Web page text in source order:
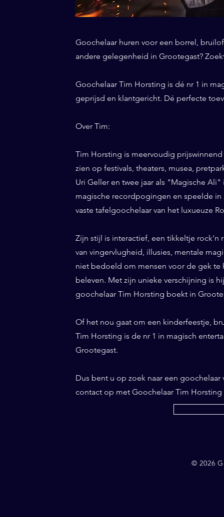
Goochelaar huren voor een borrel,
andere gelegenheid in Grootegast?
Goochelaar Tim Horsting is dé nr 1 in
geprijsd en klantgericht. Dé perfecte
Over Tim:
Tim Horsting is meervoudig
zien op festivals, theaters, musea,
Uri Geller en twee jaar als "Magische
magische recordpogingen en speelde in
vaste tafelgoochelaar van het luxueuze
Zijn stijl is interactief, een tikkeltje rock'n
van vingervlugheid, illusies, mentale
niet bedoeld om mensen voor de gek te
beleven. Met zijn unieke verschijning is
goochelaar Tim Horsting boekt in
Of het nou gaat om een kinderfeestje,
Tim Horsting is de nr 1 in magisch
Grootegast.
Dus bent u op zoek naar een
contact op met Goochelaar Tim Horsting
© 2026